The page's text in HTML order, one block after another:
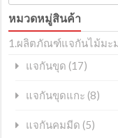
หมวดหมู่สินค้า
1.ผลิตภัณฑ์แจกันไม้มะ
แจกันขุด (17)
แจกันขุดแกะ (8)
แจกันคมมีด (5)